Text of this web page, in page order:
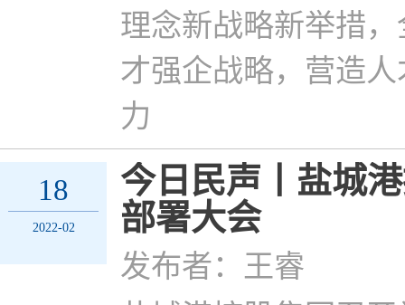
理念新战略新举措
才强企战略，营造
力
18
2022-02
今日民声丨盐城
部署大会
发布者：王睿